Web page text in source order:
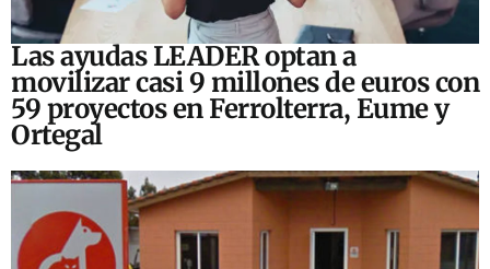
Las ayudas LEADER optan a
movilizar casi 9 millones de euros con
59 proyectos en Ferrolterra, Eume y
Ortegal